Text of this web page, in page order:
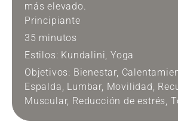
más elevado.
Principiante
35 minutos
Estilos: Kundalini,Yoga
Objetivos: Bienestar,
Espalda, Lumbar, Movilidad,
Muscular, Reducción de estrés,